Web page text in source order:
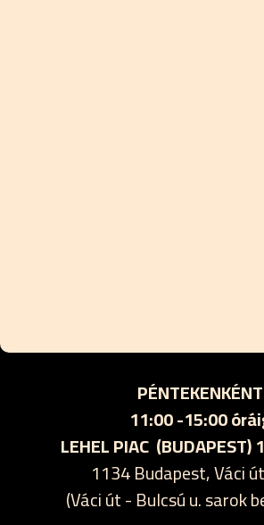
PÉNTEKENKÉNT
11:00 -15:00
LEHEL PIAC
1134 Budapest, Váci
(Váci út - Bulcsú u. sarok